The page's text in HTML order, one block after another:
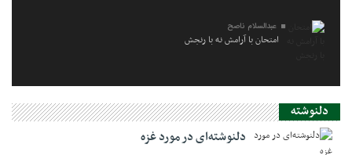
عبدالسلام ناصح
امتحان با آرامش نه با رنجش
دلنوشته
دلنوشته‌ای در مورد غزه